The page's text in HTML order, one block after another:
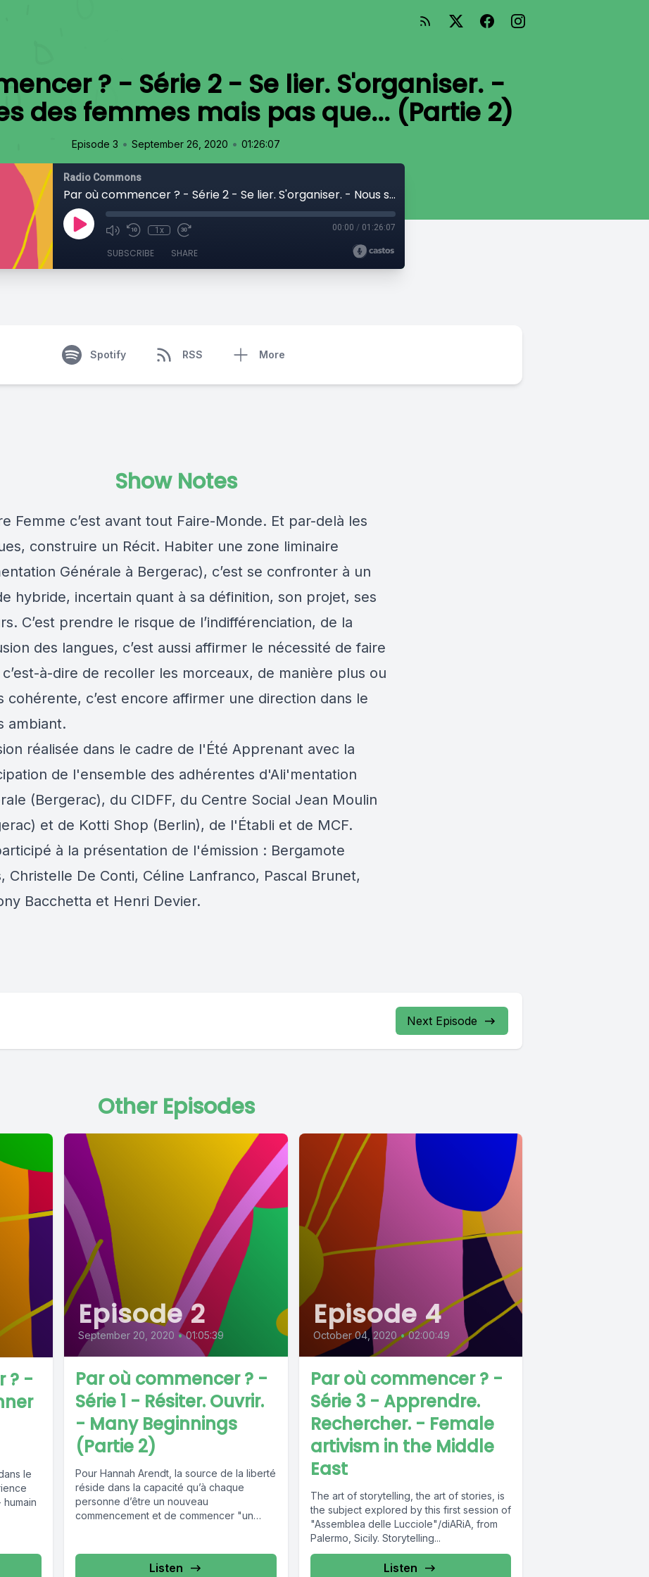
? - Série 2 - Se lier. S'organiser. -
des femmes mais pas que... (Partie 2)
Episode 3 • September 26, 2020 • 01:26:07
Radio Commons
Par où commencer ? - Série 2 - Se lier. S'organiser. - Nous sommes des femmes mais pas que... (Partie 2)
1x 00:00 / 01:26:07
SUBSCRIBE SHARE
Spotify RSS More
Show Notes
Femme c’est avant tout Faire-Monde. Et par-delà les
construire un Récit. Habiter une zone liminaire
Générale à Bergerac), c’est se confronter à un
hybride, incertain quant à sa définition, son projet, ses
C’est prendre le risque de l’indifférenciation, de la
des langues, c’est aussi affirmer le nécessité de faire
à-dire de recoller les morceaux, de manière plus ou
cohérente, c’est encore affirmer une direction dans le
ambiant.
réalisée dans le cadre de l'Été Apprenant avec la
de l'ensemble des adhérentes d'Ali'mentation
(Bergerac), du CIDFF, du Centre Social Jean Moulin
et de Kotti Shop (Berlin), de l'Établi et de MCF.
à la présentation de l'émission : Bergamote
Christelle De Conti, Céline Lanfranco, Pascal Brunet,
Bacchetta et Henri Devier.
Next Episode
Other Episodes
? -
le
humain
Episode 2
September 20, 2020 • 01:05:39
Par où commencer ? -
Série 1 - Résiter. Ouvrir.
- Many Beginnings
(Partie 2)
Pour Hannah Arendt, la source de la liberté
réside dans la capacité qu’à chaque
personne d’être un nouveau
commencement et de commencer "un
Listen
Episode 4
October 04, 2020 • 02:00:49
Par où commencer ? -
Série 3 - Apprendre.
Rechercher. - Female
artivism in the Middle
East
The art of storytelling, the art of stories, is
the subject explored by this first session of
"Assemblea delle Lucciole"/diARiA, from
Palermo, Sicily. Storytelling...
Listen